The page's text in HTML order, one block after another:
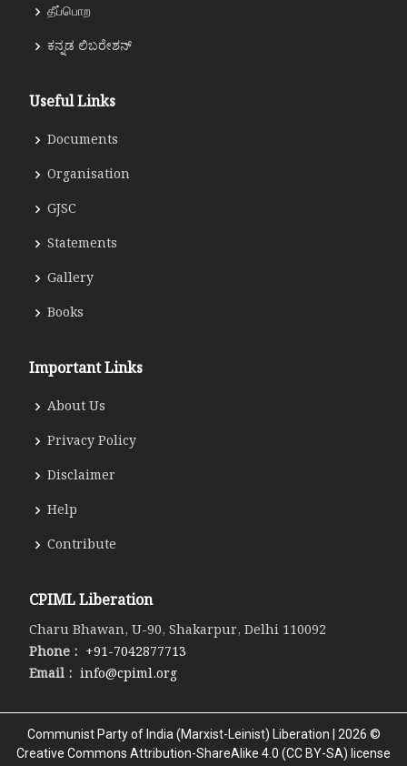
தீப்பொற
ಕನ್ನಡ ಲಿಬರೇಶನ್
Useful Links
Documents
Organisation
GJSC
Statements
Gallery
Books
Important Links
About Us
Privacy Policy
Disclaimer
Help
Contribute
CPIML Liberation
Charu Bhawan, U-90, Shakarpur, Delhi 110092
Phone : +91-7042877713
Email : info@cpiml.org
Communist Party of India (Marxist-Leinist) Liberation | 2026 ©
Creative Commons Attribution-ShareAlike 4.0 (CC BY-SA) license